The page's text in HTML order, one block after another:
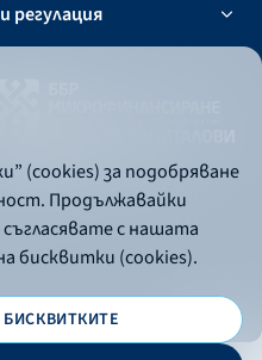
регулация
(cookies) за подобряване
Продължавайки
с нашата
бисквитки (cookies).